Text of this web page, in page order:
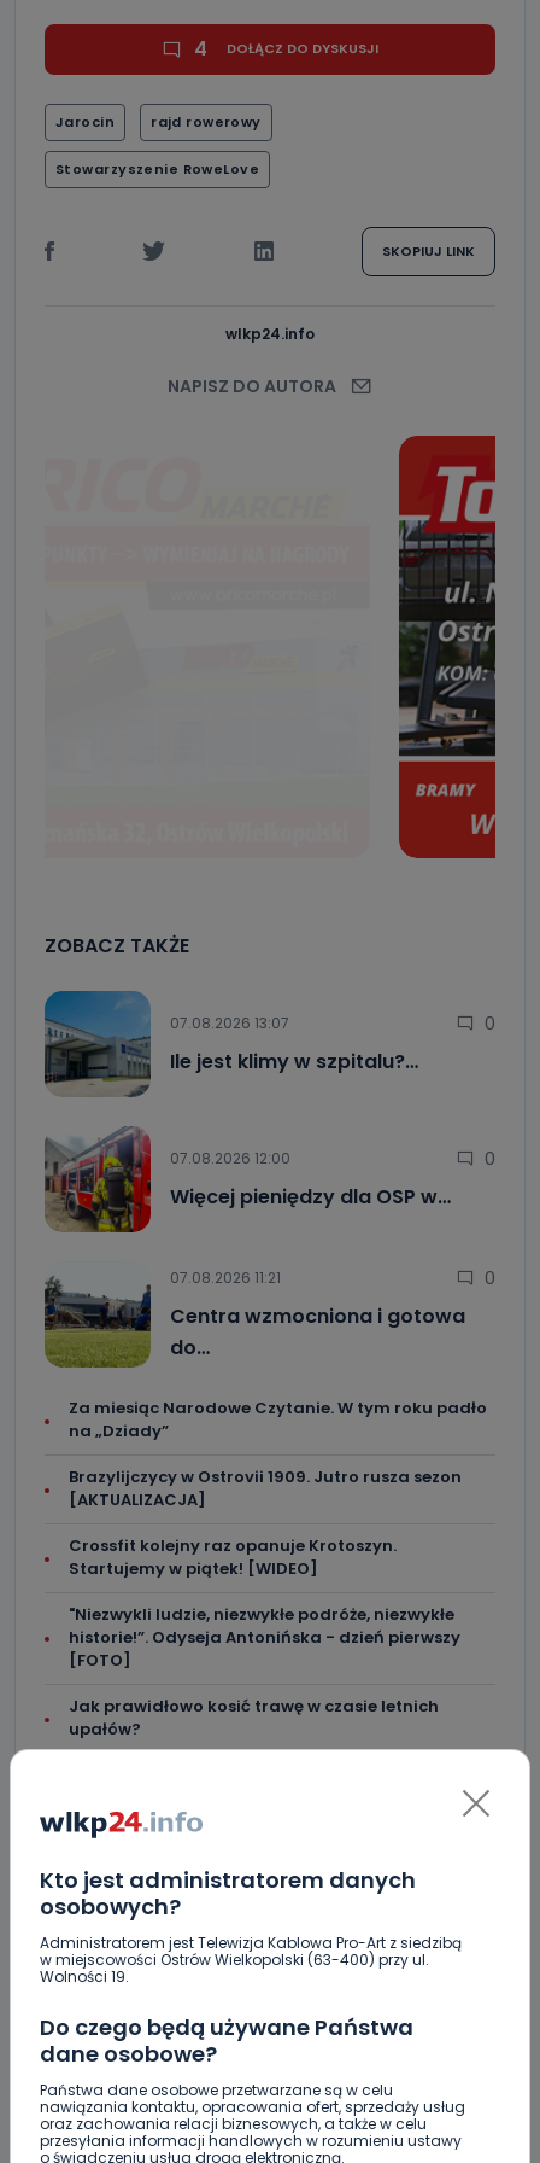
Kto jest administratorem danych
osobowych?
Administratorem jest Telewizja Kablowa Pro-Art z siedzibą
w miejscowości Ostrów Wielkopolski (63-400) przy ul.
Wolności 19.
Do czego będą używane Państwa
dane osobowe?
Państwa dane osobowe przetwarzane są w celu
nawiązania kontaktu, opracowania ofert, sprzedaży usług
oraz zachowania relacji biznesowych, a także w celu
przesyłania informacji handlowych w rozumieniu ustawy
o świadczeniu usług drogą elektroniczną.
4 DOŁĄCZ DO DYSKUSJI
Jarocin rajd rowerowy
Stowarzyszenie RoweLove
SKOPIUJ LINK
wlkp24.info
NAPISZ DO AUTORA
ZOBACZ TAKŻE
07.08.2026 13:07 0
Ile jest klimy w szpitalu?…
07.08.2026 12:00 0
Więcej pieniędzy dla OSP w…
07.08.2026 11:21 0
Centra wzmocniona i gotowa
do…
Za miesiąc Narodowe Czytanie. W tym roku padło
na „Dziady”
Brazylijczycy w Ostrovii 1909. Jutro rusza sezon
[AKTUALIZACJA]
Crossfit kolejny raz opanuje Krotoszyn.
Startujemy w piątek! [WIDEO]
"Niezwykli ludzie, niezwykłe podróże, niezwykłe
historie!”. Odyseja Antonińska - dzień pierwszy
[FOTO]
Jak prawidłowo kosić trawę w czasie letnich
upałów?
Zaginiona nastolatka [AKTUALIZACJA]
Miał blisko 3 promile, odmówił składania
wyjaśnień. Nieoficjalnie: to kaliski urzędnik
Drugie podejście. Podpisano umowę na
dokończenie rewitalizacji parku
policją